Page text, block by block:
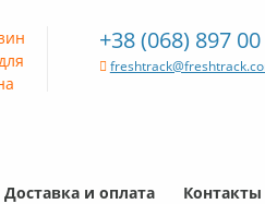
+38 (068) 897
Доставка и оплата Контакты